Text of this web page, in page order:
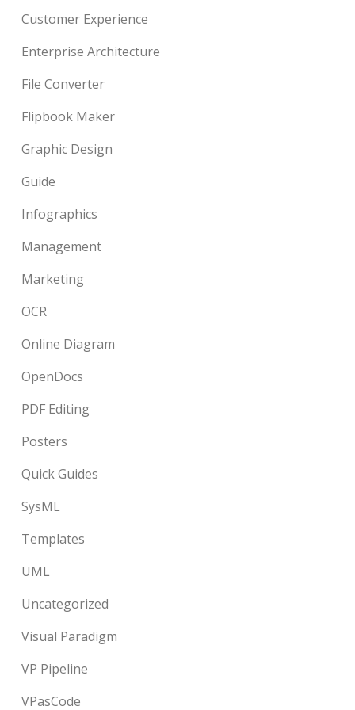
Customer Experience
Enterprise Architecture
File Converter
Flipbook Maker
Graphic Design
Guide
Infographics
Management
Marketing
OCR
Online Diagram
OpenDocs
PDF Editing
Posters
Quick Guides
SysML
Templates
UML
Uncategorized
Visual Paradigm
VP Pipeline
VPasCode